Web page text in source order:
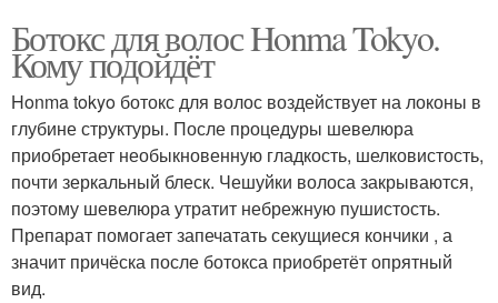
Ботокс для волос Honma Tokyo.
Кому подойдёт
Honma tokyo ботокс для волос воздействует на локоны в
глубине структуры. После процедуры шевелюра
приобретает необыкновенную гладкость, шелковистость,
почти зеркальный блеск. Чешуйки волоса закрываются,
поэтому шевелюра утратит небрежную пушистость.
Препарат помогает запечатать секущиеся кончики , а
значит причёска после ботокса приобретёт опрятный
вид.